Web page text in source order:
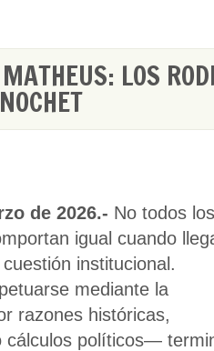
LOS
de 2026.- No todos los
igual cuando
institucional.
mediante la
razones históricas,
cálculos políticos—